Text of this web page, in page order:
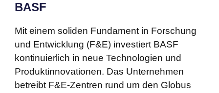
BASF
Mit einem soliden Fundament in Forschung
und Entwicklung (F&E) investiert BASF
kontinuierlich in neue Technologien und
Produktinnovationen. Das Unternehmen
betreibt F&E-Zentren rund um den Globus